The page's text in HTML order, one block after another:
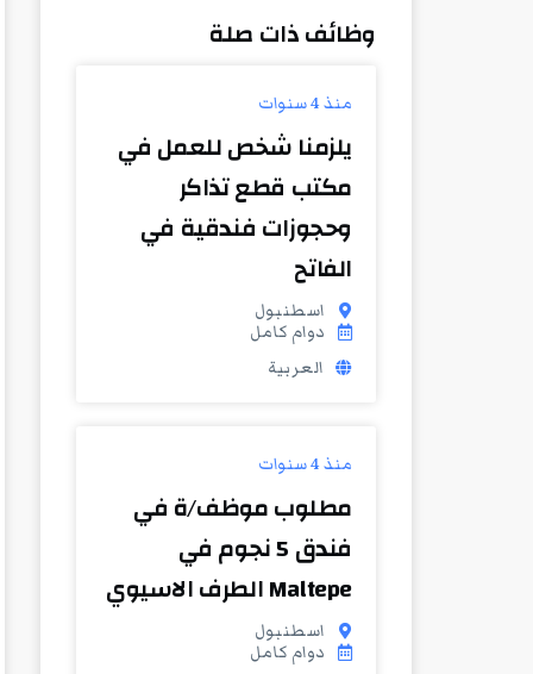
وظائف ذات صلة
منذ 4 سنوات
يلزمنا شخص للعمل في
مكتب قطع تذاكر
وحجوزات فندقية في
الفاتح
اسطنبول
دوام كامل
العربية
منذ 4 سنوات
مطلوب موظف/ة في
فندق 5 نجوم في
Maltepe الطرف الاسيوي
اسطنبول
دوام كامل